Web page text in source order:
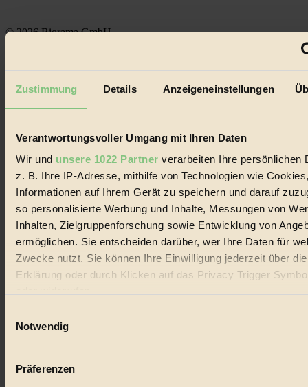
Zustimmung Details Anzeigeneinstellungen
Verantwortungsvoller Umgang mit Ihren Daten
Wir und unsere 1022 Partner verarbeiten Ihre persönlichen
z. B. Ihre IP-Adresse, mithilfe von Technologien wie
Informationen auf Ihrem Gerät zu speichern und darauf
so personalisierte Werbung und Inhalte, Messungen von
Inhalten, Zielgruppenforschung sowie Entwicklung von
ermöglichen. Sie entscheiden darüber, wer Ihre Daten für
Zwecke nutzt. Sie können Ihre Einwilligung jederzeit über
Erklärung oder durch Klicken auf das Privacy Trigger
Wenn Sie es erlauben, würden wir auch gerne:
Ihr Gerät durch aktives Scannen nach bestimmten
Notwendig
Präferenzen
© 2026 Biorama GmbH
Datenschutz
Handels mit Bioprodukten, des Fair-Trade sowie der Branche
alternativer Energien.
Social Media
22.601 Fans auf Facebook
Folge uns auf Instagram
Themen
Bio
#
Vegan